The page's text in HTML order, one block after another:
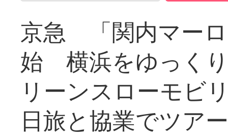
京急 「関内マー
始 横浜をゆっく
リーンスローモ
日旅と協業でツアー